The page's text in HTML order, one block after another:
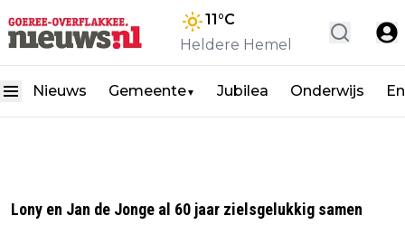
11°C
Heldere Hemel
Nieuws Gemeente▼ Jubilea Onderwijs
Lony en Jan de Jonge al 60 jaar zielsgelukkig samen